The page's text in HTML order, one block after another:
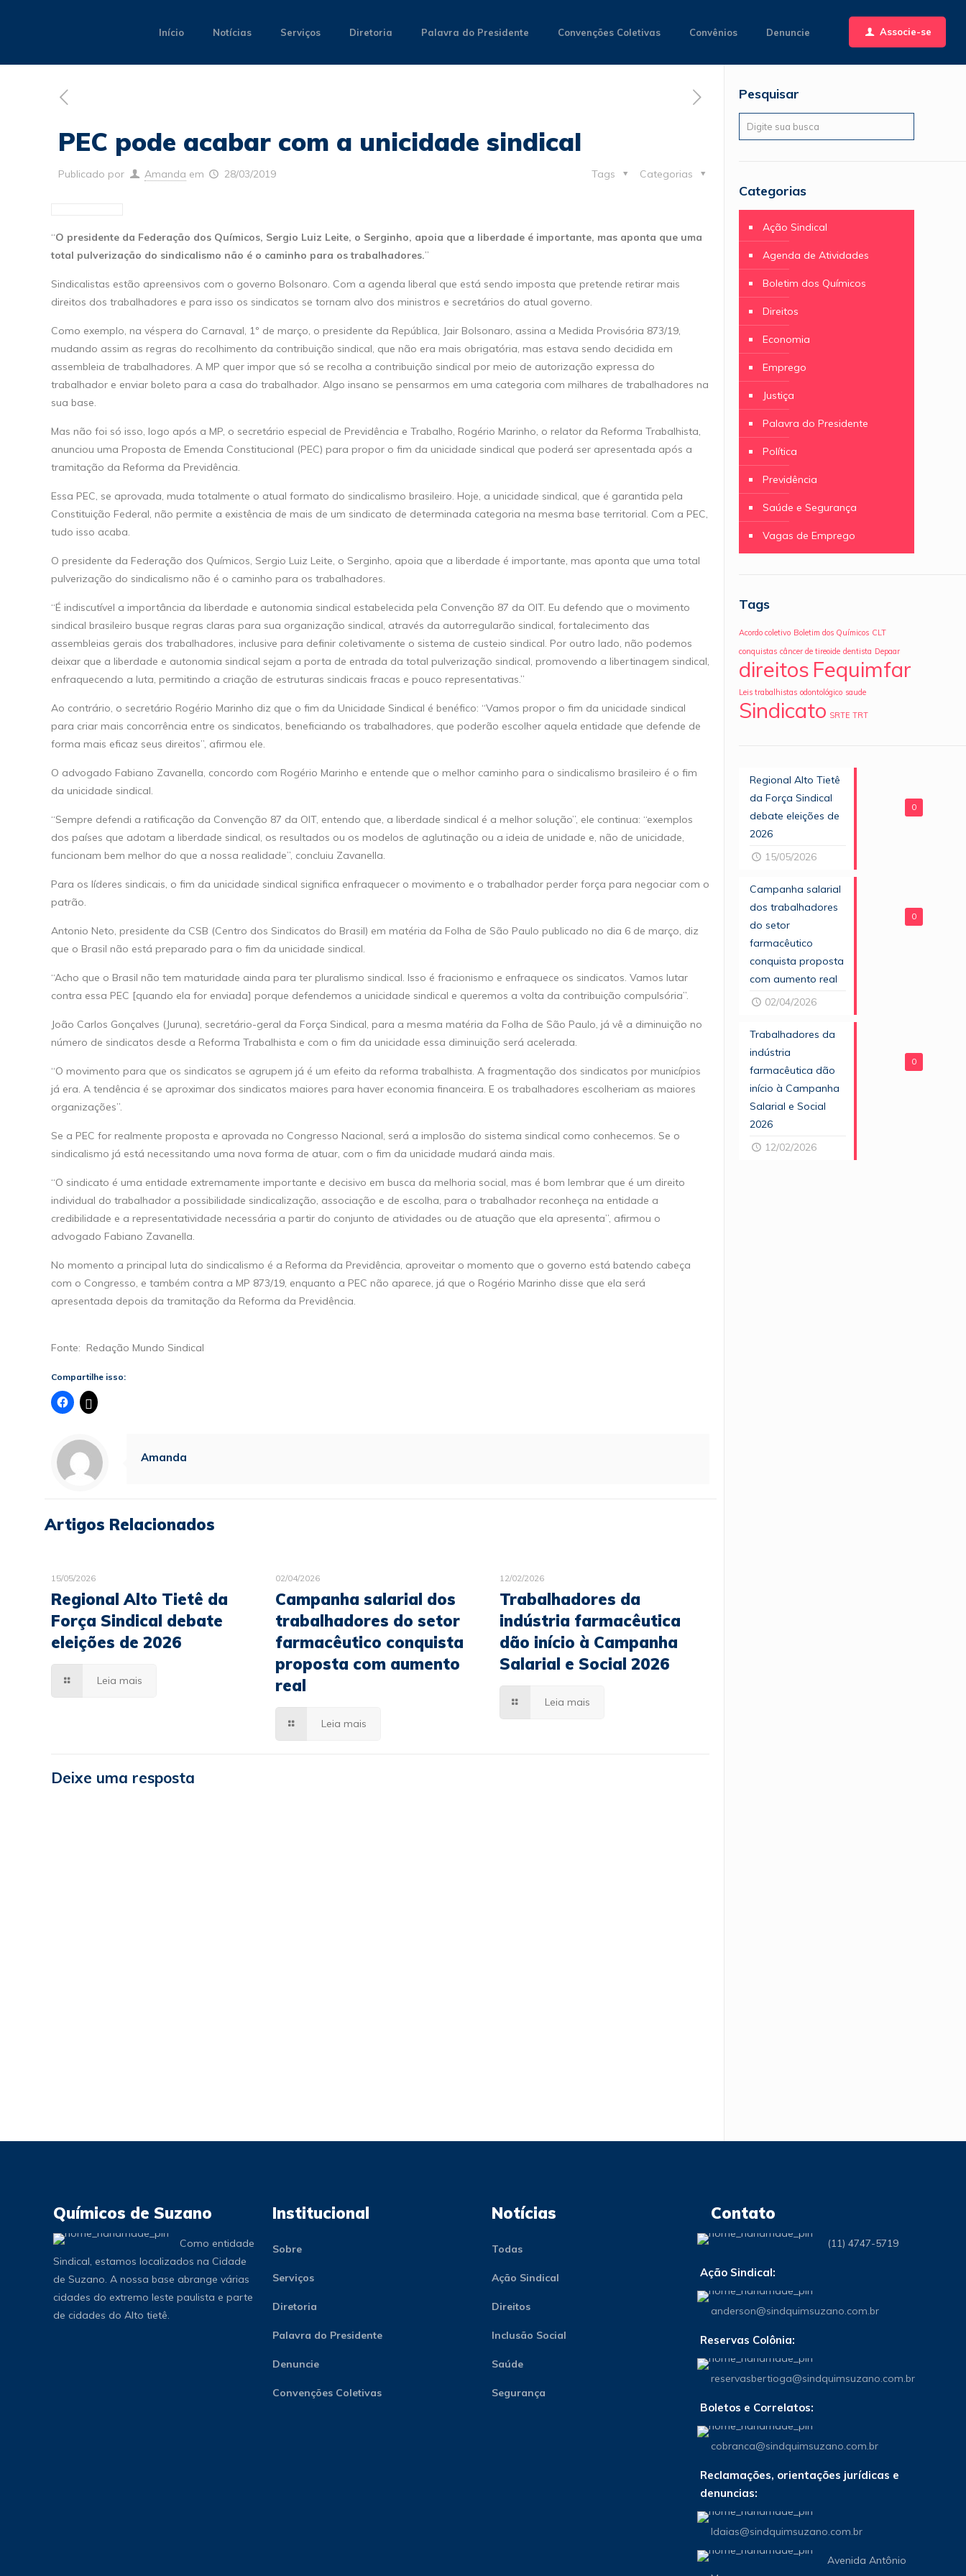
Início Notícias Serviços Diretoria Palavra do Presidente Convenções Coletivas Convênios Denuncie Associe-se
PEC pode acabar com a unicidade sindical
Publicado por Amanda em 28/03/2019 Categorias
Tags
“O presidente da Federação dos Químicos, Sergio Luiz Leite, o Serginho, apoia que a liberdade é importante, mas aponta que uma
total pulverização do sindicalismo não é o caminho para os trabalhadores.”
Sindicalistas estão apreensivos com o governo Bolsonaro. Com a agenda liberal que está sendo imposta que pretende retirar mais
direitos dos trabalhadores e para isso os sindicatos se tornam alvo dos ministros e secretários do atual governo.
Como exemplo, na véspera do Carnaval, 1º de março, o presidente da República, Jair Bolsonaro, assina a Medida Provisória 873/19,
mudando assim as regras do recolhimento da contribuição sindical, que não era mais obrigatória, mas estava sendo decidida em
assembleia de trabalhadores. A MP quer impor que só se recolha a contribuição sindical por meio de autorização expressa do
trabalhador e enviar boleto para a casa do trabalhador. Algo insano se pensarmos em uma categoria com milhares de trabalhadores na
sua base.
Mas não foi só isso, logo após a MP, o secretário especial de Previdência e Trabalho, Rogério Marinho, o relator da Reforma Trabalhista,
anunciou uma Proposta de Emenda Constitucional (PEC) para propor o fim da unicidade sindical que poderá ser apresentada após a
tramitação da Reforma da Previdência.
Essa PEC, se aprovada, muda totalmente o atual formato do sindicalismo brasileiro. Hoje, a unicidade sindical, que é garantida pela
Constituição Federal, não permite a existência de mais de um sindicato de determinada categoria na mesma base territorial. Com a PEC,
tudo isso acaba.
O presidente da Federação dos Químicos, Sergio Luiz Leite, o Serginho, apoia que a liberdade é importante, mas aponta que uma total
pulverização do sindicalismo não é o caminho para os trabalhadores.
“É indiscutível a importância da liberdade e autonomia sindical estabelecida pela Convenção 87 da OIT. Eu defendo que o movimento
sindical brasileiro busque regras claras para sua organização sindical, através da autorregularão sindical, fortalecimento das
assembleias gerais dos trabalhadores, inclusive para definir coletivamente o sistema de custeio sindical. Por outro lado, não podemos
deixar que a liberdade e autonomia sindical sejam a porta de entrada da total pulverização sindical, promovendo a libertinagem sindical,
enfraquecendo a luta, permitindo a criação de estruturas sindicais fracas e pouco representativas.”
Ao contrário, o secretário Rogério Marinho diz que o fim da Unicidade Sindical é benéfico: “Vamos propor o fim da unicidade sindical
para criar mais concorrência entre os sindicatos, beneficiando os trabalhadores, que poderão escolher aquela entidade que defende de
forma mais eficaz seus direitos”, afirmou ele.
O advogado Fabiano Zavanella, concordo com Rogério Marinho e entende que o melhor caminho para o sindicalismo brasileiro é o fim
da unicidade sindical.
“Sempre defendi a ratificação da Convenção 87 da OIT, entendo que, a liberdade sindical é a melhor solução”, ele continua: “exemplos
dos países que adotam a liberdade sindical, os resultados ou os modelos de aglutinação ou a ideia de unidade e, não de unicidade,
funcionam bem melhor do que a nossa realidade”, concluiu Zavanella.
Para os líderes sindicais, o fim da unicidade sindical significa enfraquecer o movimento e o trabalhador perder força para negociar com o
patrão.
Antonio Neto, presidente da CSB (Centro dos Sindicatos do Brasil) em matéria da Folha de São Paulo publicado no dia 6 de março, diz
que o Brasil não está preparado para o fim da unicidade sindical.
“Acho que o Brasil não tem maturidade ainda para ter pluralismo sindical. Isso é fracionismo e enfraquece os sindicatos. Vamos lutar
contra essa PEC [quando ela for enviada] porque defendemos a unicidade sindical e queremos a volta da contribuição compulsória”.
João Carlos Gonçalves (Juruna), secretário-geral da Força Sindical, para a mesma matéria da Folha de São Paulo, já vê a diminuição no
número de sindicatos desde a Reforma Trabalhista e com o fim da unicidade essa diminuição será acelerada.
“O movimento para que os sindicatos se agrupem já é um efeito da reforma trabalhista. A fragmentação dos sindicatos por municípios
já era. A tendência é se aproximar dos sindicatos maiores para haver economia financeira. E os trabalhadores escolheriam as maiores
organizações”.
Se a PEC for realmente proposta e aprovada no Congresso Nacional, será a implosão do sistema sindical como conhecemos. Se o
sindicalismo já está necessitando uma nova forma de atuar, com o fim da unicidade mudará ainda mais.
“O sindicato é uma entidade extremamente importante e decisivo em busca da melhoria social, mas é bom lembrar que é um direito
individual do trabalhador a possibilidade sindicalização, associação e de escolha, para o trabalhador reconheça na entidade a
credibilidade e a representatividade necessária a partir do conjunto de atividades ou de atuação que ela apresenta”, afirmou o
advogado Fabiano Zavanella.
No momento a principal luta do sindicalismo é a Reforma da Previdência, aproveitar o momento que o governo está batendo cabeça
com o Congresso, e também contra a MP 873/19, enquanto a PEC não aparece, já que o Rogério Marinho disse que ela será
apresentada depois da tramitação da Reforma da Previdência.
Fonte: Redação Mundo Sindical
Compartilhe isso:
Amanda
Artigos Relacionados
15/05/2026
Regional Alto Tietê da
Força Sindical debate
eleições de 2026
Leia mais
02/04/2026
Campanha salarial dos
trabalhadores do setor
farmacêutico conquista
proposta com aumento
real
Leia mais
12/02/2026
Trabalhadores da
indústria farmacêutica
dão início à Campanha
Salarial e Social 2026
Leia mais
Deixe uma resposta
Pesquisar
Categorias
Ação Sindical
Agenda de Atividades
Boletim dos Químicos
Direitos
Economia
Emprego
Justiça
Palavra do Presidente
Política
Previdência
Saúde e Segurança
Vagas de Emprego
Tags
Acordo coletivo Boletim dos Químicos CLT
conquistas câncer de tireoide dentista Depaar
direitos Fequimfar
Leis trabalhistas odontológico saude
Sindicato SRTE TRT
0
Regional Alto Tietê
da Força Sindical
debate eleições de
2026
15/05/2026
0
Campanha salarial
dos trabalhadores
do setor
farmacêutico
conquista proposta
com aumento real
02/04/2026
0
Trabalhadores da
indústria
farmacêutica dão
início à Campanha
Salarial e Social
2026
12/02/2026
Químicos de Suzano
Como entidade
Sindical, estamos localizados na Cidade
de Suzano. A nossa base abrange várias
cidades do extremo leste paulista e parte
de cidades do Alto tietê.
Institucional
Sobre
Serviços
Diretoria
Palavra do Presidente
Denuncie
Convenções Coletivas
Notícias
Todas
Ação Sindical
Direitos
Inclusão Social
Saúde
Segurança
Contato
(11) 4747-5719
Ação Sindical:
anderson@sindquimsuzano.com.br
Reservas Colônia:
reservasbertioga@sindquimsuzano.com.br
Boletos e Correlatos:
cobranca@sindquimsuzano.com.br
Reclamações, orientações jurídicas e
denuncias:
Idaias@sindquimsuzano.com.br
Avenida Antônio